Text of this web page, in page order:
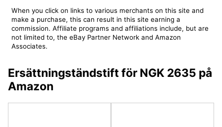
When you click on links to various merchants on this site and
make a purchase, this can result in this site earning a
commission. Affiliate programs and affiliations include, but are
not limited to, the eBay Partner Network and Amazon
Associates.
Ersättningständstift för NGK 2635 på
Amazon